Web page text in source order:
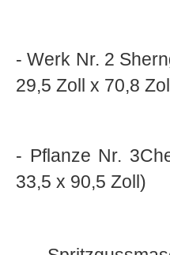
- Werk Nr. 2
29,5 Zoll x 70,8
- Pflanze Nr.
33,5 x 90,5 Zoll)